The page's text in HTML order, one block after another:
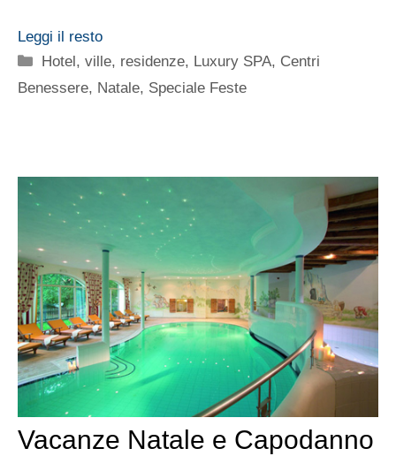
Leggi il resto
Categorie
Hotel, ville, residenze, Luxury SPA, Centri
Benessere, Natale, Speciale Feste
Vacanze Natale e Capodanno